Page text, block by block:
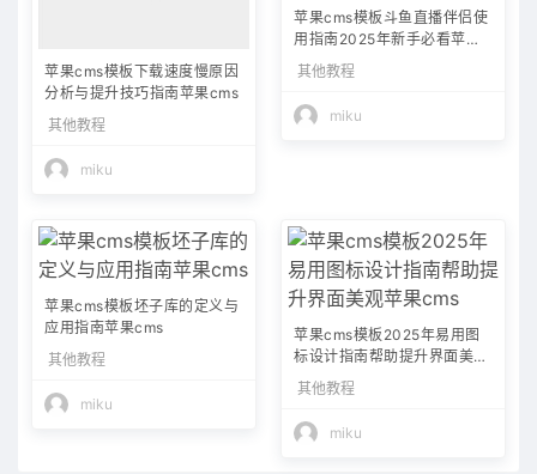
苹果cms模板下载速度慢原因
分析与提升技巧指南苹果cms
其他教程
miku
苹果cms模板斗鱼直播伴侣使
用指南2025年新手必看苹果c
ms
其他教程
miku
苹果cms模板坯子库的定义与
应用指南苹果cms
其他教程
miku
苹果cms模板2025年易用图
标设计指南帮助提升界面美观
苹果cms
其他教程
miku